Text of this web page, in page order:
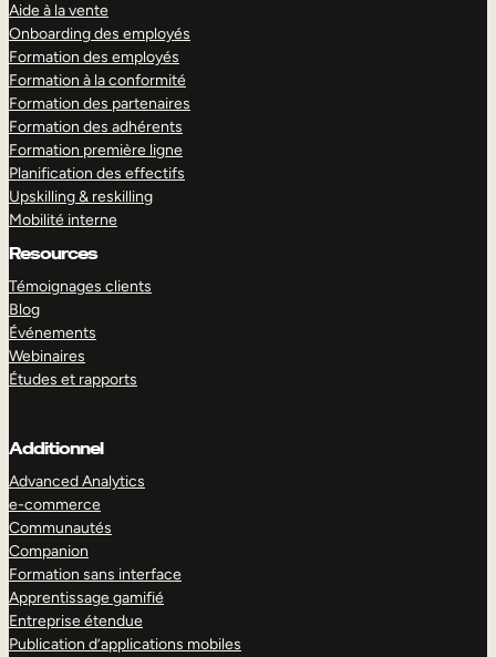
Aide à la vente
Onboarding des employés
Formation des employés
Formation à la conformité
Formation des partenaires
Formation des adhérents
Formation première ligne
Planification des effectifs
Upskilling & reskilling
Mobilité interne
Resources
Témoignages clients
Blog
Événements
Webinaires
Études et rapports
Additionnel
Advanced Analytics
e-commerce
Communautés
Companion
Formation sans interface
Apprentissage gamifié
Entreprise étendue
Publication d’applications mobiles